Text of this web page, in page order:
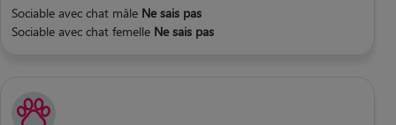
Sociable avec chat mâle Ne sais pas
Sociable avec chat femelle Ne sais pas